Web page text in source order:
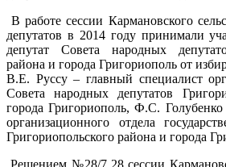
В работе сессии Кармановского
депутатов в 2014 году принимали
депутат Совета народных
района и города Григориополь от
В.Е. Руссу – главный специалист
Совета народных депутатов
города Григориополь, Ф.С.
организационного отдела
Григориопольского района и города
Решением №28/7 28 сессии